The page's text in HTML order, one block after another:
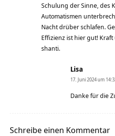
Schulung der Sinne, des
Automatismen
Nacht drüber schlafen.
Effizienz ist hier gut!
shanti.
Lisa
17. Juni 2024 um
Danke für die
Schreibe einen Kommentar